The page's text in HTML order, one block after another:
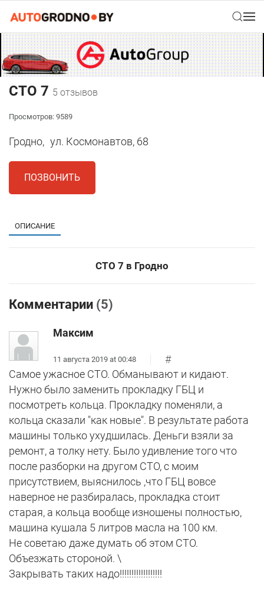
СТО 7 5 отзывов
Просмотров: 9589
Гродно, ул. Космонавтов, 68
ПОЗВОНИТЬ
ОПИСАНИЕ
СТО 7 в Гродно
Комментарии (5)
Максим
11 августа 2019 at 00:48
#
Самое ужасное СТО. Обманывают и кидают.
Нужно было заменить прокладку ГБЦ и
посмотреть кольца. Прокладку поменяли, а
кольца сказали "как новые". В результате работа
машины только ухудшилась. Деньги взяли за
ремонт, а толку нету. Было удивление того что
после разборки на другом СТО, с моим
присутствием, выяснилось ,что ГБЦ вовсе
наверное не разбиралась, прокладка стоит
старая, а кольца вообще изношены полностью,
машина кушала 5 литров масла на 100 км.
Не советаю даже думать об этом СТО.
Объезжать стороной. \
Закрывать таких надо!!!!!!!!!!!!!!!!!!